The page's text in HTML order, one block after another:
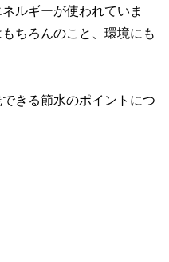
ルギーが使われていま
ちろんのこと、環境にも
きる節水のポイントにつ